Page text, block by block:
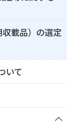
載品）の選定
いて